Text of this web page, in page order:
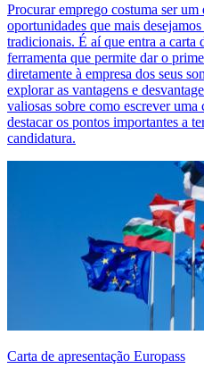
Procurar emprego costuma ser um
oportunidades que mais
tradicionais. É aí que entra a carta
ferramenta que permite dar o
diretamente à empresa dos seus
explorar as vantagens e
valiosas sobre como escrever uma
destacar os pontos importantes a
candidatura.
Carta de apresentação Europass